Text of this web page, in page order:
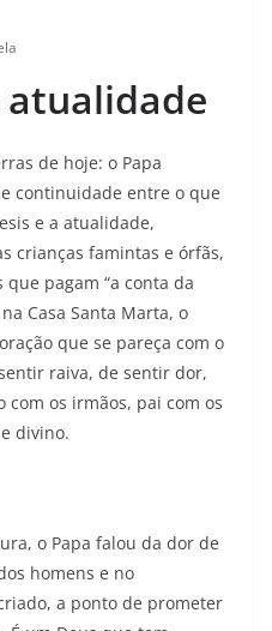
de hoje: o Papa
continuidade entre o que
e a atualidade,
crianças famintas e órfãs,
pagam “a conta da
Casa Santa Marta, o
que se pareça com o
raiva, de sentir dor,
os irmãos, pai com os
divino.
o Papa falou da dor de
homens e no
a ponto de prometer